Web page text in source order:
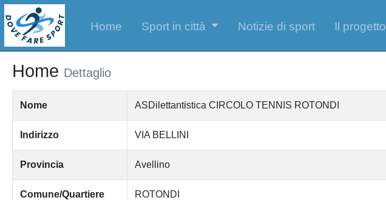
Home Sport in città Notizie di sport Il progetto
Home Dettaglio
Nome ASDilettantistica CIRCOLO TENNIS ROTONDI
Indirizzo VIA BELLINI
Provincia Avellino
Comune/Quartiere ROTONDI